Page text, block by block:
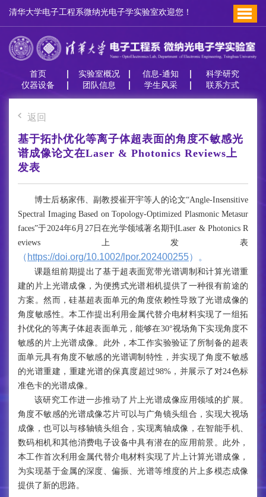
清华大学电子工程系微纳光电子学实验室欢迎您！
首页 实验室概况 信息-通知
科学研究
仪器设备
团队信息 学生风采 联系方式
返回
基于拓扑优化等离子体超表面的角度不敏感光
谱成像论文在Laser & Photonics Reviews上
发表
博士后杨家伟、副教授崔开宇等人的论文“Angle-Insensitive
Spectral Imaging Based on Topology-Optimized Plasmonic Metasur
faces”于2024年6月27日在光学领域著名期刊Laser & Photonics R
eviews上发表
（ https://doi.org/10.1002/lpor.202400255）。
课题组前期提出了基于超表面宽带光谱调制和计算光谱重
建的片上光谱成像，为便携式光谱相机提供了一种很有前途的
方案。然而，硅基超表面单元的角度依赖性导致了光谱成像的
角度敏感性。本工作提出利用金属代替介电材料实现了一组拓
扑优化的等离子体超表面单元，能够在30°视场角下实现角度不
敏感的片上光谱成像。此外，本工作实验验证了所制备的超表
面单元具有角度不敏感的光谱调制特性，并实现了角度不敏感
的光谱重建，重建光谱的保真度超过98%，并展示了对24色标
准色卡的光谱成像。
该研究工作进一步推动了片上光谱成像应用领域的扩展。
角度不敏感的光谱成像芯片可以与广角镜头组合，实现大视场
成像，也可以与移轴镜头组合，实现离轴成像，在智能手机、
数码相机和其他消费电子设备中具有潜在的应用前景。此外，
本工作首次利用金属代替介电材料实现了片上计算光谱成像，
为实现基于金属的深度、偏振、光谱等维度的片上多模态成像
提供了新的思路。